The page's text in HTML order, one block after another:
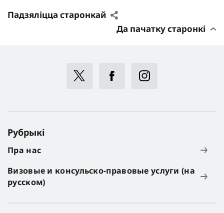
Падзяліцца старонкай
Да пачатку старонкі
Рубрыкі
Пра нас
Визовые и консульско-правовые услуги (на
русском)